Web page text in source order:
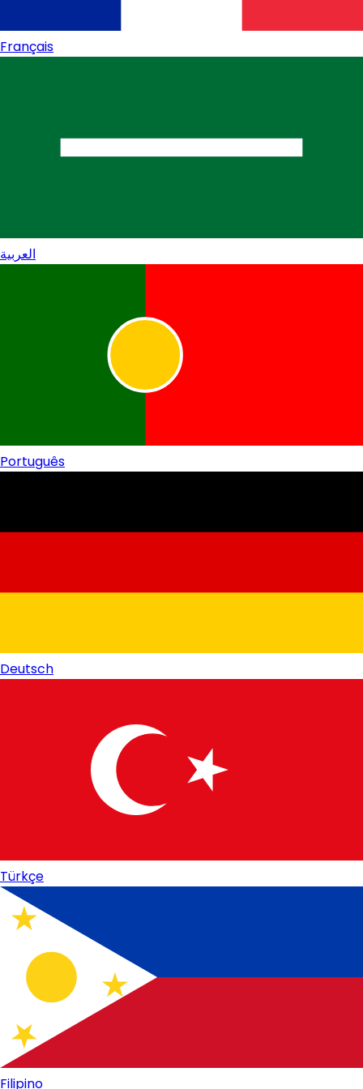
Français
العربية
Português
Deutsch
Türkçe
Filipino